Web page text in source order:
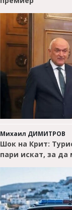
Михаил ДИМИТРОВ
Шок на Крит:
пари искат, за